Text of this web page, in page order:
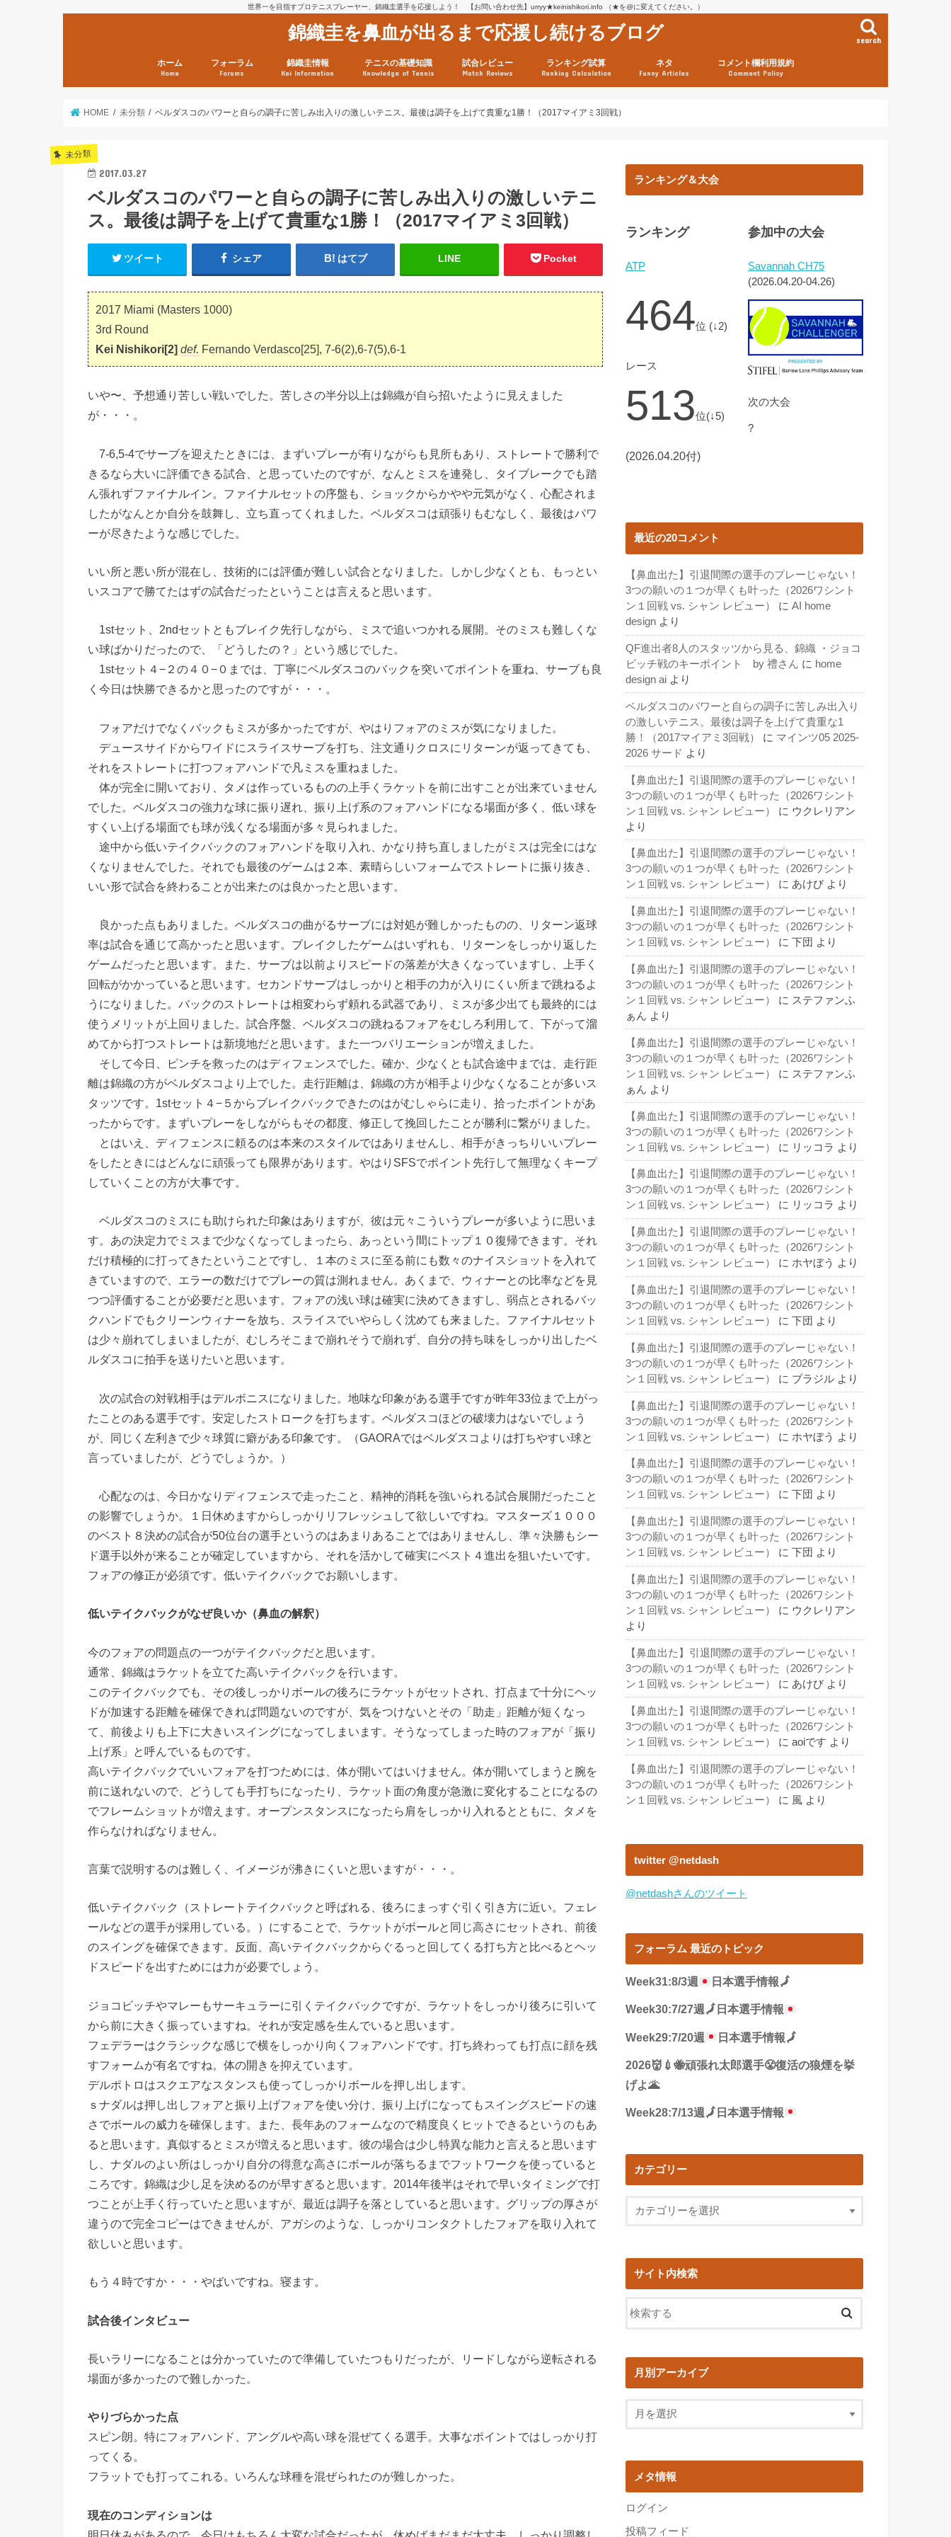
世界一を目指すプロテニスプレーヤー、錦織圭選手を応援しよう！ 【お問い合わせ先】urryy★keinishikori.info （★を@に変えてください。）
錦織圭を鼻血が出るまで応援し続けるブログ search
ホーム
Home
フォーラム
Forums
錦織圭情報
Kei Information
日現在）
点）
テニスの基礎知識
Knowledge of Tennis
試合レビュー
Match Reviews
ランキング試算
Ranking Calculation
ネタ
Funny Articles
コメント欄利用規約
Comment Policy
HOME 未分類 ベルダスコのパワーと自らの調子に苦しみ出入りの激しいテニス。最後は調子を上げて貴重な1勝！（2017マイアミ3回戦）
未分類
2017.03.27
ベルダスコのパワーと自らの調子に苦しみ出入りの激しいテニ
ス。最後は調子を上げて貴重な1勝！（2017マイアミ3回戦）
ツイート シェア はてブ LINE Pocket
2017 Miami (Masters 1000)
3rd Round
Kei Nishikori[2] def. Fernando Verdasco[25], 7-6(2),6-7(5),6-1
いや〜、予想通り苦しい戦いでした。苦しさの半分以上は錦織が自ら招いたように見えました
が・・・。
7-6,5-4でサーブを迎えたときには、まずいプレーが有りながらも見所もあり、ストレートで勝利で
きるなら大いに評価できる試合、と思っていたのですが、なんとミスを連発し、タイブレークでも踏
ん張れずファイナルイン。ファイナルセットの序盤も、ショックからかやや元気がなく、心配されま
したがなんとか自分を鼓舞し、立ち直ってくれました。ベルダスコは頑張りもむなしく、最後はパワ
ーが尽きたような感じでした。
いい所と悪い所が混在し、技術的には評価が難しい試合となりました。しかし少なくとも、もっとい
いスコアで勝てたはずの試合だったということは言えると思います。
1stセット、2ndセットともブレイク先行しながら、ミスで追いつかれる展開。そのミスも難しくな
い球ばかりだったので、「どうしたの？」という感じでした。
1stセット４−２の４０−０までは、丁寧にベルダスコのバックを突いてポイントを重ね、サーブも良
く今日は快勝できるかと思ったのですが・・・。
フォアだけでなくバックもミスが多かったですが、やはりフォアのミスが気になりました。
デュースサイドからワイドにスライスサーブを打ち、注文通りクロスにリターンが返ってきても、
それをストレートに打つフォアハンドで凡ミスを重ねました。
体が完全に開いており、タメは作っているものの上手くラケットを前に出すことが出来ていません
でした。ベルダスコの強力な球に振り遅れ、振り上げ系のフォアハンドになる場面が多く、低い球を
すくい上げる場面でも球が浅くなる場面が多々見られました。
途中から低いテイクバックのフォアハンドを取り入れ、かなり持ち直しましたがミスは完全にはな
くなりませんでした。それでも最後のゲームは２本、素晴らしいフォームでストレートに振り抜き、
いい形で試合を終わることが出来たのは良かったと思います。
良かった点もありました。ベルダスコの曲がるサーブには対処が難しかったものの、リターン返球
率は試合を通じて高かったと思います。ブレイクしたゲームはいずれも、リターンをしっかり返した
ゲームだったと思います。また、サーブは以前よりスピードの落差が大きくなっていますし、上手く
回転がかかっていると思います。セカンドサーブはしっかりと相手の力が入りにくい所まで跳ねるよ
うになりました。バックのストレートは相変わらず頼れる武器であり、ミスが多少出ても最終的には
使うメリットが上回りました。試合序盤、ベルダスコの跳ねるフォアをむしろ利用して、下がって溜
めてから打つストレートは新境地だと思います。また一つバリエーションが増えました。
そして今日、ピンチを救ったのはディフェンスでした。確か、少なくとも試合途中までは、走行距
離は錦織の方がベルダスコより上でした。走行距離は、錦織の方が相手より少なくなることが多いス
タッツです。1stセット４−５からブレイクバックできたのはがむしゃらに走り、拾ったポイントがあ
ったからです。まずいプレーをしながらもその都度、修正して挽回したことが勝利に繋がりました。
とはいえ、ディフェンスに頼るのは本来のスタイルではありませんし、相手がきっちりいいプレー
をしたときにはどんなに頑張っても限界があります。やはりSFSでポイント先行して無理なくキープ
していくことの方が大事です。
ベルダスコのミスにも助けられた印象はありますが、彼は元々こういうプレーが多いように思いま
す。あの決定力でミスまで少なくなってしまったら、あっという間にトップ１０復帰できます。それ
だけ積極的に打ってきたということですし、１本のミスに至る前にも数々のナイスショットを入れて
きていますので、エラーの数だけでプレーの質は測れません。あくまで、ウィナーとの比率などを見
つつ評価することが必要だと思います。フォアの浅い球は確実に決めてきますし、弱点とされるバッ
クハンドでもクリーンウィナーを放ち、スライスでいやらしく沈めても来ました。ファイナルセット
は少々崩れてしまいましたが、むしろそこまで崩れそうで崩れず、自分の持ち味をしっかり出したベ
ルダスコに拍手を送りたいと思います。
次の試合の対戦相手はデルボニスになりました。地味な印象がある選手ですが昨年33位まで上がっ
たことのある選手です。安定したストロークを打ちます。ベルダスコほどの破壊力はないでしょう
が、同じく左利きで少々球質に癖がある印象です。（GAORAではベルダスコよりは打ちやすい球と
言っていましたが、どうでしょうか。）
心配なのは、今日かなりディフェンスで走ったこと、精神的消耗を強いられる試合展開だったこと
の影響でしょうか。１日休めますからしっかりリフレッシュして欲しいですね。マスターズ１０００
のベスト８決めの試合が50位台の選手というのはあまりあることではありませんし、準々決勝もシー
ド選手以外が来ることが確定していますから、それを活かして確実にベスト４進出を狙いたいです。
フォアの修正が必須です。低いテイクバックでお願いします。
低いテイクバックがなぜ良いか（鼻血の解釈）
今のフォアの問題点の一つがテイクバックだと思います。
通常、錦織はラケットを立てた高いテイクバックを行います。
このテイクバックでも、その後しっかりボールの後ろにラケットがセットされ、打点まで十分にヘッ
ドが加速する距離を確保できれば問題ないのですが、気をつけないとその「助走」距離が短くなっ
て、前後よりも上下に大きいスイングになってしまいます。そうなってしまった時のフォアが「振り
上げ系」と呼んでいるものです。
高いテイクバックでいいフォアを打つためには、体が開いてはいけません。体が開いてしまうと腕を
前に送れないので、どうしても手打ちになったり、ラケット面の角度が急激に変化することになるの
でフレームショットが増えます。オープンスタンスになったら肩をしっかり入れるとともに、タメを
作らなければなりません。
言葉で説明するのは難しく、イメージが沸きにくいと思いますが・・・。
低いテイクバック（ストレートテイクバックと呼ばれる、後ろにまっすぐ引く引き方に近い。フェレ
ールなどの選手が採用している。）にすることで、ラケットがボールと同じ高さにセットされ、前後
のスイングを確保できます。反面、高いテイクバックからぐるっと回してくる打ち方と比べるとヘッ
ドスピードを出すためには力が必要でしょう。
ジョコビッチやマレーもサーキュラーに引くテイクバックですが、ラケットをしっかり後ろに引いて
から前に大きく振っていますね。それが安定感を生んでいると思います。
フェデラーはクラシックな感じで横をしっかり向くフォアハンドです。打ち終わっても打点に顔を残
すフォームが有名ですね。体の開きを抑えています。
デルポトロはスクエアなスタンスも使ってしっかりボールを押し出します。
ｓナダルは押し出しフォアと振り上げフォアを使い分け、振り上げになってもスイングスピードの速
さでボールの威力を確保します。また、長年あのフォームなので精度良くヒットできるというのもあ
ると思います。真似するとミスが増えると思います。彼の場合は少し特異な能力と言えると思います
し、ナダルのよい所はしっかり自分の得意な高さにボールが落ちるまでフットワークを使っていると
ころです。錦織は少し足を決めるのが早すぎると思います。2014年後半はそれで早いタイミングで打
つことが上手く行っていたと思いますが、最近は調子を落としていると思います。グリップの厚さが
違うので完全コピーはできませんが、アガシのような、しっかりコンタクトしたフォアを取り入れて
欲しいと思います。
もう４時ですか・・・やばいですね。寝ます。
試合後インタビュー
長いラリーになることは分かっていたので準備していたつもりだったが、リードしながら逆転される
場面が多かったので難しかった。
やりづらかった点
スピン朗。特にフォアハンド、アングルや高い球を混ぜてくる選手。大事なポイントではしっかり打
ってくる。
フラットでも打ってこれる。いろんな球種を混ぜられたのが難しかった。
現在のコンディションは
ランキング＆大会
ランキング
ATP
464位 (↓2)
レース
513位(↓5)
(2026.04.20付)
参加中の大会
Savannah CH75
(2026.04.20-04.26)
次の大会
?
最近の20コメント
【鼻血出た】引退間際の選手のプレーじゃない！
3つの願いの１つが早くも叶った（2026ワシント
ン１回戦 vs. シャン レビュー）
に AI home
design より
QF進出者8人のスタッツから見る、錦織 ・ジョコ
ビッチ戦のキーポイント by 禮さん に home
design ai より
ベルダスコのパワーと自らの調子に苦しみ出入り
の激しいテニス。最後は調子を上げて貴重な1
勝！（2017マイアミ3回戦）
に マインツ05 2025-
2026 サード より
【鼻血出た】引退間際の選手のプレーじゃない！
3つの願いの１つが早くも叶った（2026ワシント
ン１回戦 vs. シャン レビュー）
に ウクレリアン
より
【鼻血出た】引退間際の選手のプレーじゃない！
3つの願いの１つが早くも叶った（2026ワシント
ン１回戦 vs. シャン レビュー）
に あけび より
【鼻血出た】引退間際の選手のプレーじゃない！
3つの願いの１つが早くも叶った（2026ワシント
ン１回戦 vs. シャン レビュー）
に 下団 より
【鼻血出た】引退間際の選手のプレーじゃない！
3つの願いの１つが早くも叶った（2026ワシント
ン１回戦 vs. シャン レビュー）
に ステファンふ
ぁん より
【鼻血出た】引退間際の選手のプレーじゃない！
3つの願いの１つが早くも叶った（2026ワシント
ン１回戦 vs. シャン レビュー）
に ステファンふ
ぁん より
【鼻血出た】引退間際の選手のプレーじゃない！
3つの願いの１つが早くも叶った（2026ワシント
ン１回戦 vs. シャン レビュー）
に リッコラ より
【鼻血出た】引退間際の選手のプレーじゃない！
3つの願いの１つが早くも叶った（2026ワシント
ン１回戦 vs. シャン レビュー）
に リッコラ より
【鼻血出た】引退間際の選手のプレーじゃない！
3つの願いの１つが早くも叶った（2026ワシント
ン１回戦 vs. シャン レビュー）
に ホヤぼう より
【鼻血出た】引退間際の選手のプレーじゃない！
3つの願いの１つが早くも叶った（2026ワシント
ン１回戦 vs. シャン レビュー）
に 下団 より
【鼻血出た】引退間際の選手のプレーじゃない！
3つの願いの１つが早くも叶った（2026ワシント
ン１回戦 vs. シャン レビュー）
に ブラジル より
【鼻血出た】引退間際の選手のプレーじゃない！
3つの願いの１つが早くも叶った（2026ワシント
ン１回戦 vs. シャン レビュー）
に ホヤぼう より
【鼻血出た】引退間際の選手のプレーじゃない！
3つの願いの１つが早くも叶った（2026ワシント
ン１回戦 vs. シャン レビュー）
に 下団 より
【鼻血出た】引退間際の選手のプレーじゃない！
3つの願いの１つが早くも叶った（2026ワシント
ン１回戦 vs. シャン レビュー）
に 下団 より
【鼻血出た】引退間際の選手のプレーじゃない！
3つの願いの１つが早くも叶った（2026ワシント
ン１回戦 vs. シャン レビュー）
に ウクレリアン
より
【鼻血出た】引退間際の選手のプレーじゃない！
3つの願いの１つが早くも叶った（2026ワシント
ン１回戦 vs. シャン レビュー）
に あけび より
【鼻血出た】引退間際の選手のプレーじゃない！
3つの願いの１つが早くも叶った（2026ワシント
ン１回戦 vs. シャン レビュー）
に aoiです より
【鼻血出た】引退間際の選手のプレーじゃない！
3つの願いの１つが早くも叶った（2026ワシント
ン１回戦 vs. シャン レビュー）
に 風 より
twitter @netdash
@netdashさんのツイート
フォーラム 最近のトピック
Week31:8/3週 日本選手情報🗾
Week30:7/27週🗾 日本選手情報
Week29:7/20週 日本選手情報🗾
2026👹💉🐝頑張れ太郎選手😤復活の狼煙を挙
げよ🌋
Week28:7/13週 🗾 日本選手情報
カテゴリー
サイト内検索
月別アーカイブ
メタ情報
ログイン
投稿フィード